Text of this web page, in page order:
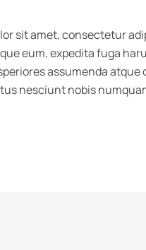
sit amet, consectetur
eum, expedita fuga
assumenda
nesciunt nobis